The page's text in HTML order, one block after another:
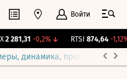
Войти
281,31 -0,2%↓ RTSI 874,64 -1,12%
динамика, прогнозы